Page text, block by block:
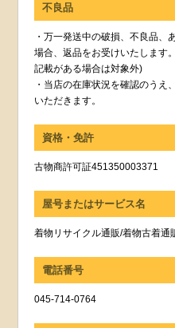
不良品
・万一発送中の破損、不良品、
場合、返品をお受けいたします
記載がある場合は対象外)
・当店の在庫状況を確認のうえ
いただきます。
資格・免許
古物商許可証451350003371
屋号またはサービス名
着物リサイクル通販/着物古着通
電話番号
045-714-0764